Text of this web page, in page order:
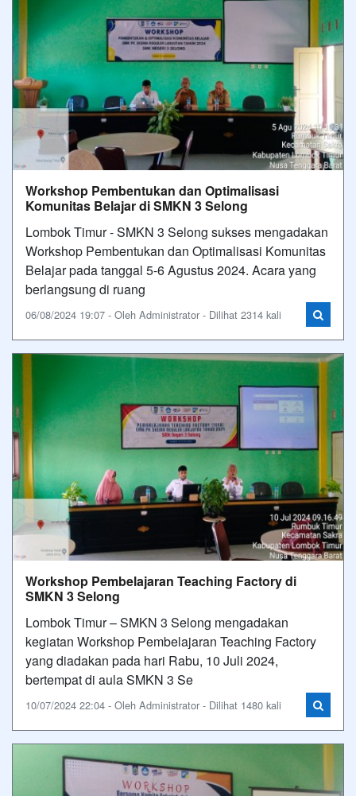
Workshop Pembentukan dan Optimalisasi
Komunitas Belajar di SMKN 3 Selong
Lombok Timur - SMKN 3 Selong sukses mengadakan
Workshop Pembentukan dan Optimalisasi Komunitas
Belajar pada tanggal 5-6 Agustus 2024. Acara yang
berlangsung di ruang
06/08/2024 19:07 - Oleh Administrator - Dilihat 2314 kali
Workshop Pembelajaran Teaching Factory di
SMKN 3 Selong
Lombok Timur – SMKN 3 Selong mengadakan
kegiatan Workshop Pembelajaran Teaching Factory
yang diadakan pada hari Rabu, 10 Juli 2024,
bertempat di aula SMKN 3 Se
10/07/2024 22:04 - Oleh Administrator - Dilihat 1480 kali